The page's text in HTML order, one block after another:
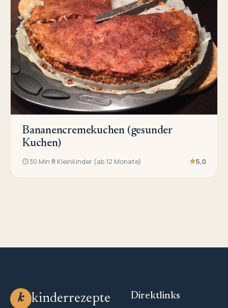
Bananencremekuchen (gesunder
Kuchen)
30 Min Kleinkinder (ab 12 Monate) 5,0
k kinderrezepte Direktlinks